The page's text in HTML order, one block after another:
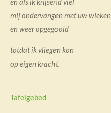
mij ondervangen met uw wieken
en weer opgegooid
totdat ik vliegen kon
op eigen kracht.
Tafelgebed